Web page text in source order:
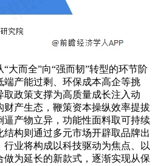
而全”向“强而韧”转型的环节阶
产能过剩、环保成本高企等挑
政策支撑为高质量成长注入动
产生态，鞭策资本操纵效率提拔
产物立异，功能性面料取可持续
构则通过多元市场开辟取品牌出
业将构成以科技驱动为焦点、以
为延长的新款式，逐渐实现从保